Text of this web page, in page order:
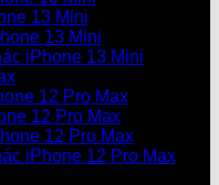
13 Mini
13 Mini
iPhone 13 Mini
12 Pro Max
12 Pro Max
12 Pro Max
iPhone 12 Pro Max